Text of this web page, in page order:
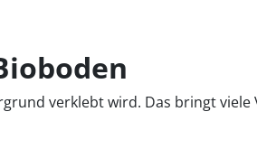
verklebt wird. Das bringt viele